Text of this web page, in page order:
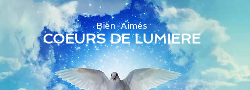
Bien-Aimés
COEURS DE LUMIERE